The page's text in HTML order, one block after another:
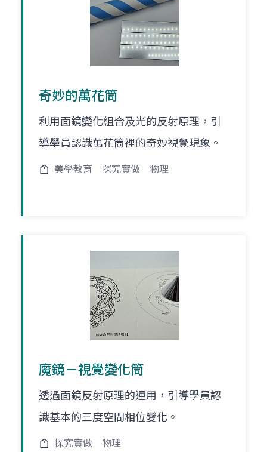
奇妙的萬花筒
利用面鏡變化組合及光的反射原理，引
導學員認識萬花筒裡的奇妙視覺現象。
美學教育 探究實做 物理
魔鏡－視覺變化筒
透過面鏡反射原理的運用，引導學員認
識基本的三度空間相位變化。
探究實做 物理